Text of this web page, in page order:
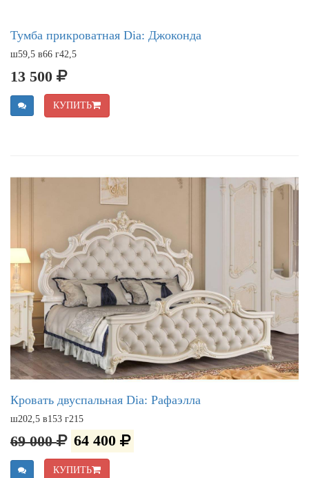
Тумба прикроватная Dia: Джоконда
ш59,5 в66 г42,5
13 500
КУПИТЬ
Кровать двуспальная Dia: Рафаэлла
ш202,5 в153 г215
69 000 64 400
КУПИТЬ